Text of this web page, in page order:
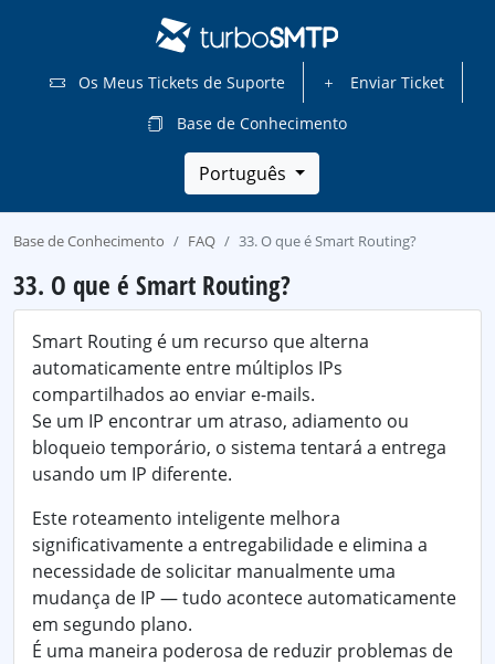
Os Meus Tickets de Suporte
Enviar Ticket
Base de Conhecimento
Português
Base de Conhecimento FAQ 33. O que é Smart Routing?
33. O que é Smart Routing?
Smart Routing é um recurso que alterna
automaticamente entre múltiplos IPs
compartilhados ao enviar e-mails.
Se um IP encontrar um atraso, adiamento ou
bloqueio temporário, o sistema tentará a entrega
usando um IP diferente.
Este roteamento inteligente melhora
significativamente a entregabilidade e elimina a
necessidade de solicitar manualmente uma
mudança de IP — tudo acontece automaticamente
em segundo plano.
É uma maneira poderosa de reduzir problemas de